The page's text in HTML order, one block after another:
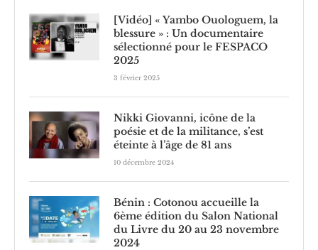
[Vidéo] « Yambo Ouologuem, la
blessure » : Un documentaire
sélectionné pour le FESPACO
2025
3 février 2025
Nikki Giovanni, icône de la
poésie et de la militance, s’est
éteinte à l’âge de 81 ans
10 décembre 2024
Bénin : Cotonou accueille la
6ème édition du Salon National
du Livre du 20 au 23 novembre
2024